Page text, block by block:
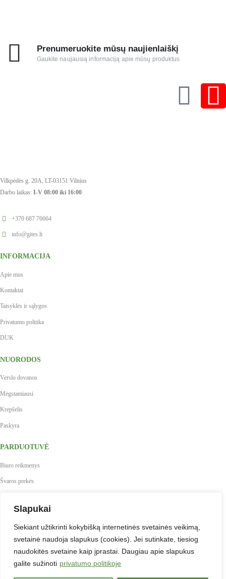
Slapukai
Siekiant užtikrinti kokybišką internetinės svetainės veikimą,
svetainė naudoja slapukus (cookies). Jei sutinkate, tiesiog
naudokitės svetaine kaip įprastai. Daugiau apie slapukus
galite sužinoti privatumo politikoje
Prenumeruokite mūsų naujienlaiškį
Gaukite naujausią informaciją apie mūsų produktus
Vilkpėdės g. 20A, LT-03151 Vilnius
Darbo laikas: I-V 08:00 iki 16:00
+370 687 76664
info@gites.lt
INFORMACIJA
Apie mus
Kontaktai
Taisyklės ir sąlygos
Privatumo poltiika
DUK
NUORODOS
Verslo dovanos
Mėgstamiausi
Krepšelis
Paskyra
PARDUOTUVĖ
Biuro reikmenys
Švaros prekės
Prekės vaikų kūrybai
Antspaudai
Verslo dovanos